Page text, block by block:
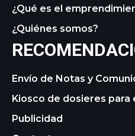
¿Qué es el
¿Quiénes somos?
Envío de Notas y
Kiosco de dosieres
Publicidad